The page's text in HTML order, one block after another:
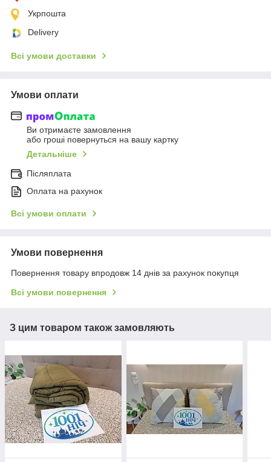
Укрпошта
Delivery
Всі умови доставки
Умови оплати
Ви отримаєте замовлення
або гроші повернуться на вашу картку
Детальніше
Післяплата
Оплата на рахунок
Всі умови оплати
Умови повернення
Повернення товару впродовж 14 днів за рахунок покупця
Всі умови повернення
З цим товаром також замовляють